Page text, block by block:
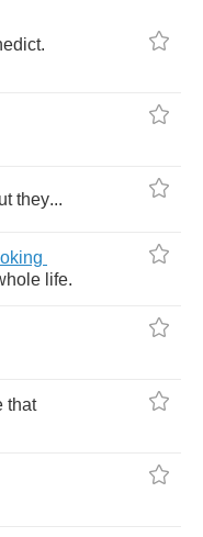
.
they...
life.
that